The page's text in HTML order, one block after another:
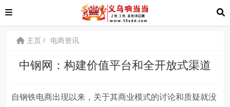
主页 电商资讯
中钢网：构建价值平台和全开放式渠道
自钢铁电商出现以来，关于其商业模式的讨论和质疑就没